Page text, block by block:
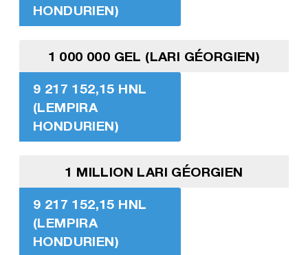
HONDURIEN)
1 000 000 GEL (LARI GÉORGIEN)
9 217 152,15 HNL
(LEMPIRA
HONDURIEN)
1 MILLION LARI GÉORGIEN
9 217 152,15 HNL
(LEMPIRA
HONDURIEN)